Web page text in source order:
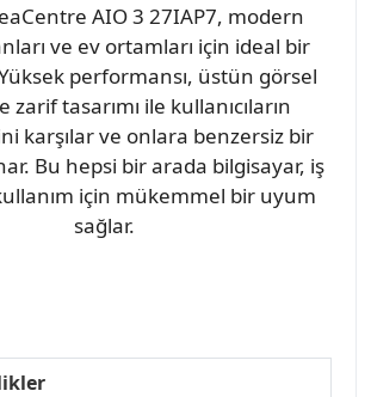
AIO 3 27IAP7, modern
ve ev ortamları için ideal bir
performansı, üstün görsel
zarif tasarımı ile kullanıcıların
karşılar ve onlara benzersiz bir
Bu hepsi bir arada bilgisayar, iş
için mükemmel bir uyum
sağlar.